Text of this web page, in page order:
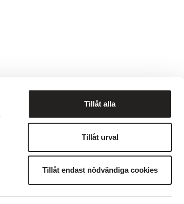
Tillåt alla
Tillåt urval
Tillåt endast nödvändiga cookies